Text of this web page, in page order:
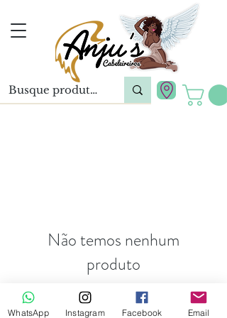
Não temos nenhum
produto
para mostrar no momento.
WhatsApp Instagram Facebook Email